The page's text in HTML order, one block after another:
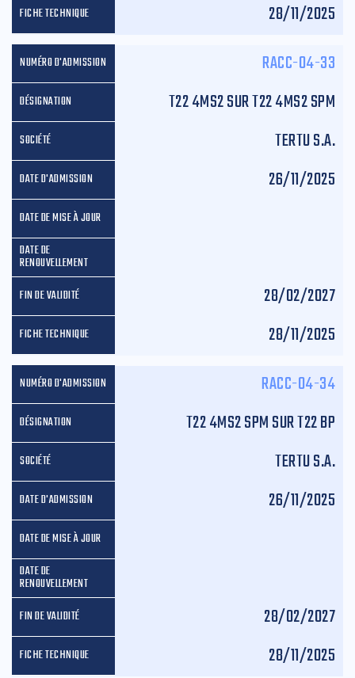
28/11/2025
RACC-04-33
T22 4MS2 SUR T22 4MS2 SPM
TERTU S.A.
26/11/2025
28/02/2027
28/11/2025
RACC-04-34
T22 4MS2 SPM SUR T22 BP
TERTU S.A.
26/11/2025
28/02/2027
28/11/2025